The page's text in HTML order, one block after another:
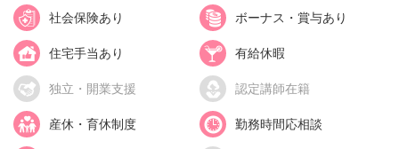
社会保険あり ボーナス・賞与あり
住宅手当あり 有給休暇
独立・開業支援 認定講師在籍
産休・育休制度 勤務時間応相談